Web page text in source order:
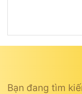
Bạn đang tìm